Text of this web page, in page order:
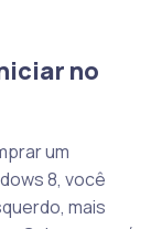
no
um
8, você
mais